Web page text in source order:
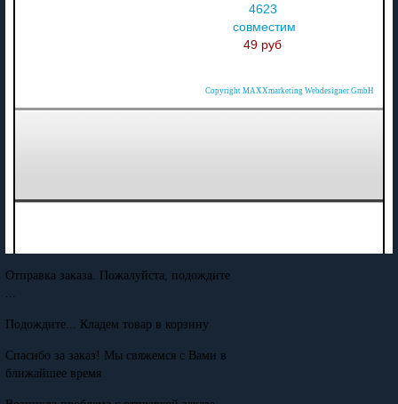
4623
совместимый
49 руб
Copyright MAXXmarketing Webdesigner GmbH
Отправка заказа. Пожалуйста, подождите
...
Подождите... Кладем товар в корзину
Спасибо за заказ! Мы свяжемся с Вами в
ближайшее время